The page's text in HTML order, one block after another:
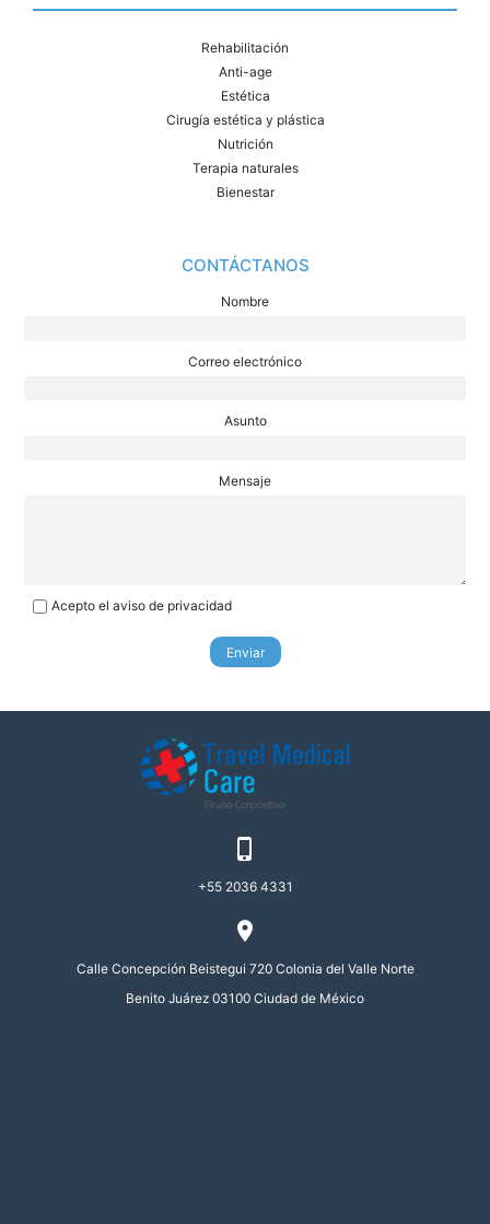
Rehabilitación
Anti-age
Estética
Cirugía estética y plástica
Nutrición
Terapia naturales
Bienestar
CONTÁCTANOS
Nombre
Correo electrónico
Asunto
Mensaje
Acepto el aviso de privacidad
Enviar

+55 2036 4331

Calle Concepción Beistegui 720 Colonia del Valle Norte
Benito Juárez 03100 Ciudad de México